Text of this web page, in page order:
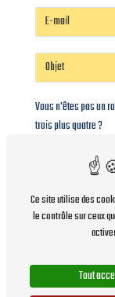
Vous n'êtes pas un
trois plus quatre ?
Ce site utilise des
le contrôle sur ceux
Tout